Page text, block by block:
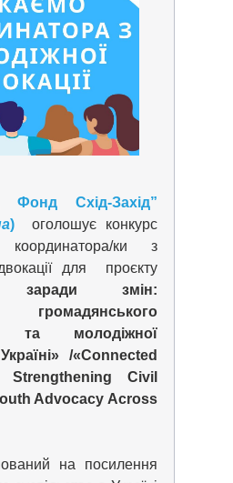
Схід-Захід”
)
оголошує конкурс
ки з
для проєкту
заради змін:
громадянського
та молодіжної
/«Connected
Civil
Advocacy Across
на посилення